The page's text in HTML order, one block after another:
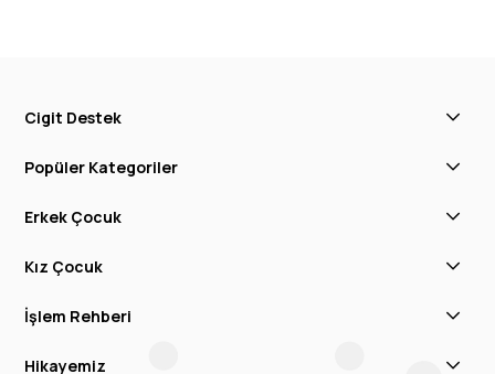
Cigit Destek
Popüler Kategoriler
Erkek Çocuk
Kız Çocuk
İşlem Rehberi
Hikayemiz